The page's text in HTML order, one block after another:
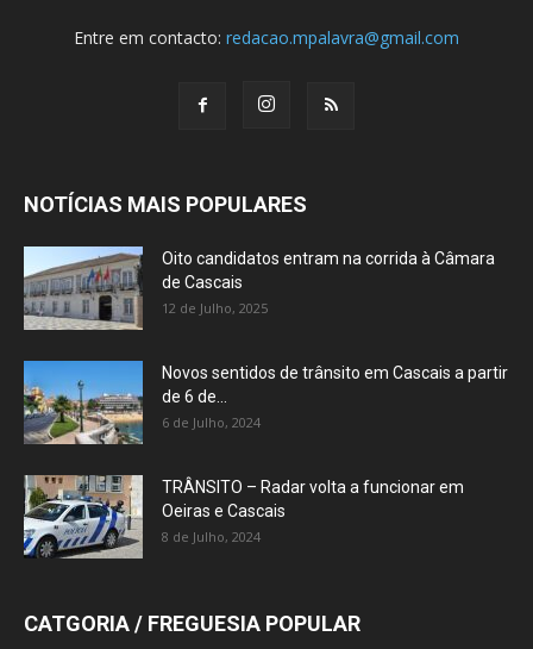
Entre em contacto: redacao.mpalavra@gmail.com
NOTÍCIAS MAIS POPULARES
Oito candidatos entram na corrida à Câmara
de Cascais
12 de Julho, 2025
Novos sentidos de trânsito em Cascais a partir
de 6 de...
6 de Julho, 2024
TRÂNSITO – Radar volta a funcionar em
Oeiras e Cascais
8 de Julho, 2024
CATGORIA / FREGUESIA POPULAR